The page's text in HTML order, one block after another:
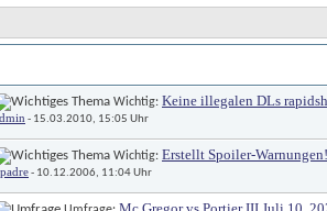
Wichtig: Keine illegalen DLs
- 15.03.2010, 15:05 Uhr
Wichtig: Erstellt Spoiler-Warnungen!
- 10.12.2006, 11:04 Uhr